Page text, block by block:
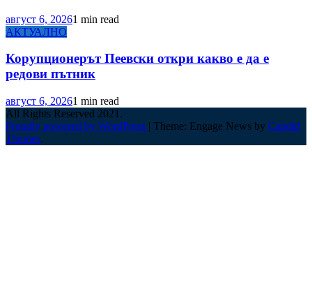
август 6, 20261 min read
АКТУАЛНО
Корупционерът Пеевски откри какво е да е
редови пътник
август 6, 20261 min read
All Rights Reserved 2021.
Proudly powered by WordPress | Theme: Engage News by Candid
Themes.